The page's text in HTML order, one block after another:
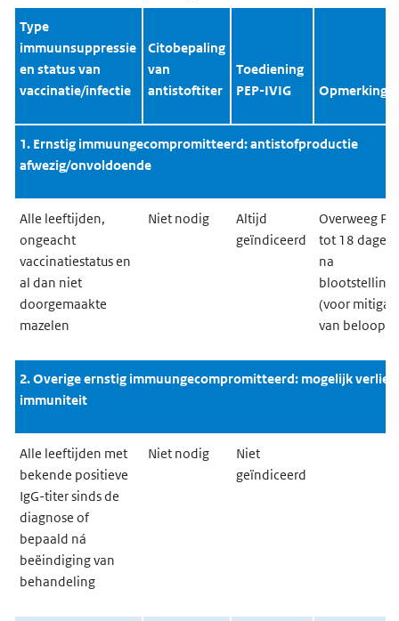
Type
immuunsuppressie
en status van
vaccinatie/infectie
Citobepaling
van
antistoftiter
Toediening
PEP-IVIG
1. Ernstig immuungecompromitteerd: antistofproductie
afwezig/onvoldoende
Alle leeftijden,
ongeacht
vaccinatiestatus en
al dan niet
doorgemaakte
mazelen
Niet nodig
Altijd
geïndiceerd
Overweeg
tot 18 dagen
na
blootstelling
(voor
van beloop)
2. Overige ernstig immuungecompromitteerd: mogelijk verlies
immuniteit
Alle leeftijden met
bekende positieve
IgG-titer sinds de
diagnose of
bepaald ná
beëindiging van
behandeling
Niet nodig
Niet
geïndiceerd